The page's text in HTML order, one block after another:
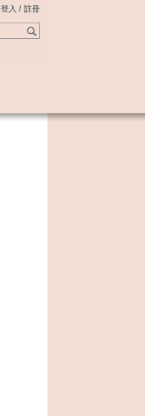
登入 / 註冊